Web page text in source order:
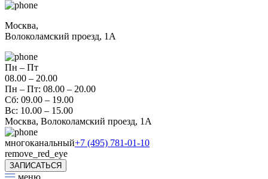
Москва,
Волоколамский проезд, 1А
Пн – Пт
08.00 – 20.00
Пн – Пт: 08.00 – 20.00
Сб: 09.00 – 19.00
Вс: 10.00 – 15.00
Москва, Волоколамский проезд, 1А
многоканальный+7 (495) 781-01-10
remove_red_eye
ЗАПИСАТЬСЯ
меню